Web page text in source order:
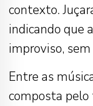
contexto.
indicando que
improviso,
Entre as
composta pelo